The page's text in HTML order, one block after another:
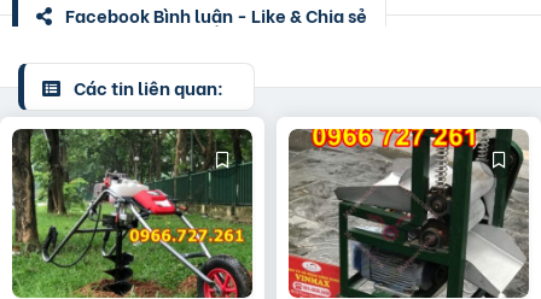
Facebook Bình luận - Like & Chia sẻ
Các tin liên quan: